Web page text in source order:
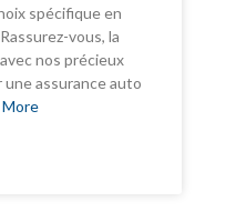
spécifique en
vous, la
nos précieux
assurance auto
More